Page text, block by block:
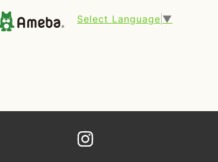
Select Language ▼